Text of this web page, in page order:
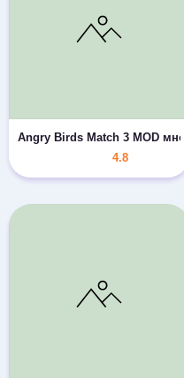
Angry Birds Match 3 MOD
4.8